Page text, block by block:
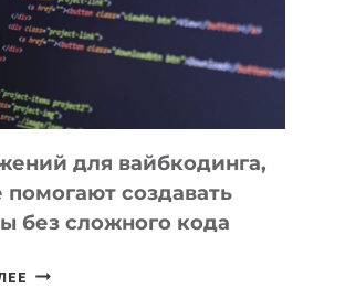
РАБОТЫ
для вайбкодинга,
помогают создавать
без сложного кода
7